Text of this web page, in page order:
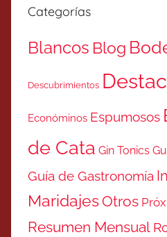
Categorías
Blancos Blog
Descubrimientos
Económinos Espumosos
de Cata Gin Tonics
Guía de Gastronomía
MaridajesOtros
Resumen Mensual